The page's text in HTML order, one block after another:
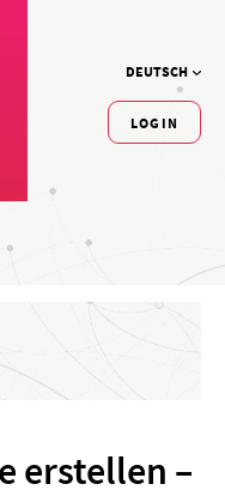
DEUTSCH
LOGIN
erstellen –